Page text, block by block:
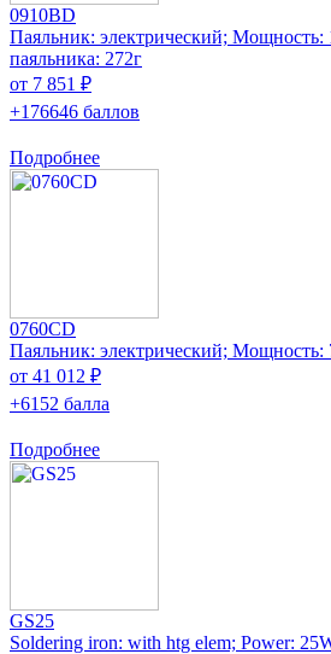
0910BD
Паяльник: электрический;
паяльника: 272г
от 7 851 ₽
+176646 баллов
Подробнее
0760CD
Паяльник: электрический; Мощность:
от 41 012 ₽
+6152 балла
Подробнее
GS25
Soldering iron: with htg elem; Power: